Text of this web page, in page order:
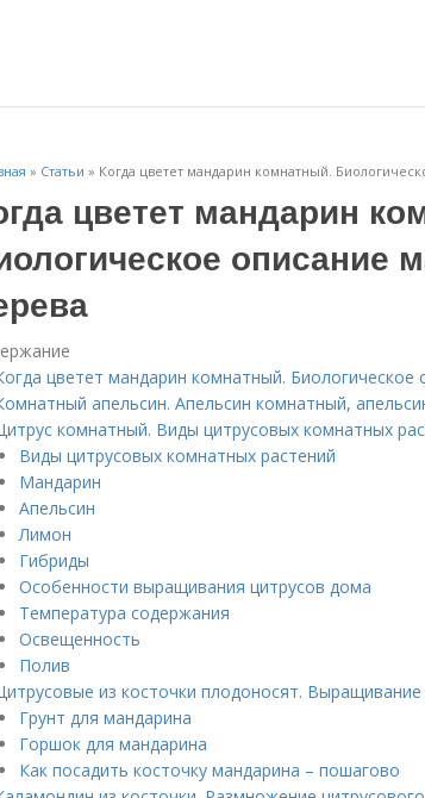
» Статьи » Когда цветет мандарин комнатный.
цветет мандарин
описание
цветет мандарин комнатный. Биологическое
апельсин. Апельсин комнатный,
комнатный. Виды цитрусовых комнатных
Виды цитрусовых комнатных растений
Мандарин
Апельсин
Лимон
Гибриды
Особенности выращивания цитрусов дома
Температура содержания
Освещенность
Полив
из косточки плодоносят.
Грунт для мандарина
Горшок для мандарина
Как посадить косточку мандарина – пошагово